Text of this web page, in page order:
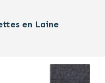
en Laine